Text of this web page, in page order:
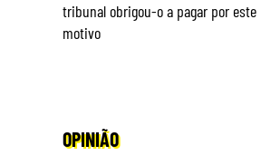
tribunal obrigou-o a pagar por este
motivo
OPINIÃO